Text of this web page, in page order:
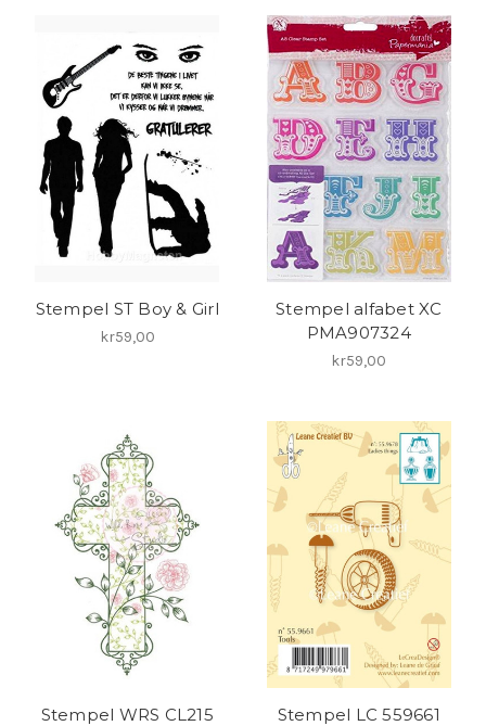
Stempel ST Boy & Girl
kr59,00
Stempel alfabet XC
PMA907324
kr59,00
Stempel WRS CL215
Stempel LC 559661